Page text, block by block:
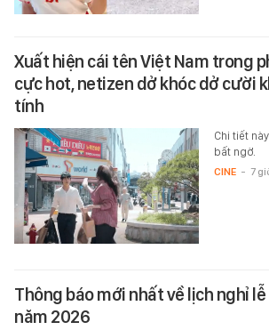
Xuất hiện cái tên Việt Nam trong
cực hot, netizen dở khóc dở cười
tính
Chi tiết
bất ngờ.
CINE - 7
Thông báo mới nhất về lịch nghỉ lễ
năm 2026